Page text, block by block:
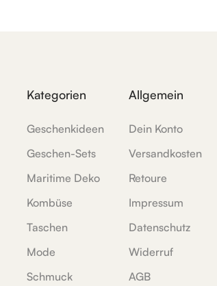
Kategorien
Geschenkideen
Geschen-Sets
Maritime Deko
Kombüse
Taschen
Mode
Schmuck
Allgemein
Dein Konto
Versandkosten
Retoure
Impressum
Datenschutz
Widerruf
AGB